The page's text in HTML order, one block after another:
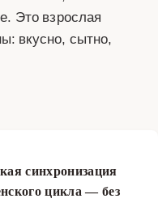
Это взрослая
вкусно, сытно,
синхронизация
цикла — без